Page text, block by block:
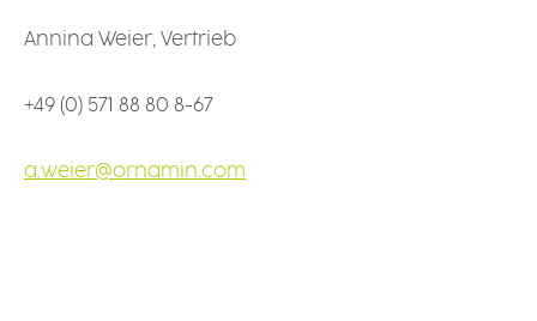
Annina Weier, Vertrieb
+49 (0) 571 88 80 8-67
a.weier@ornamin.com